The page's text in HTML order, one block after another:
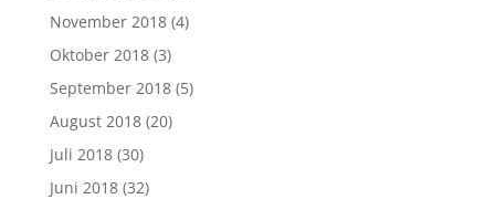
November 2018(4)
Oktober 2018(3)
September 2018(5)
August 2018(20)
Juli 2018(30)
Juni 2018(32)